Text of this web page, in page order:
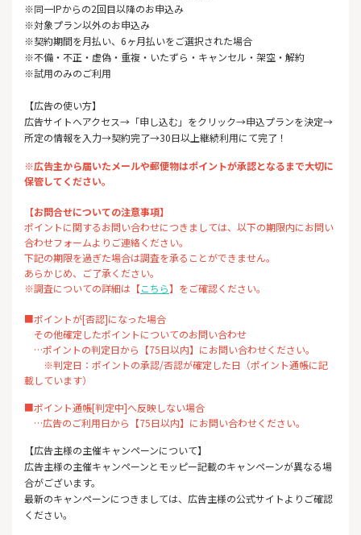
※同一IPからの2回目以降のお申込み
※対象プラン以外のお申込み
※契約期間を月払い、6ヶ月払いをご選択された場合
※不備・不正・虚偽・重複・いたずら・キャンセル・架空・解約
※試用のみのご利用
【広告の使い方】
広告サイトへアクセス→「申し込む」をクリック→申込プランを決定→
所定の情報を入力→契約完了→30日以上継続利用にて完了！
※広告主から届いたメールや郵便物はポイントが承認となるまで大切に
保管してください。
【お問合せについての注意事項】
ポイントに関するお問い合わせにつきましては、以下の期限内にお問い
合わせフォームよりご連絡ください。
下記の期限を過ぎた場合は調査を承ることができません。
あらかじめ、ご了承ください。
※調査についての詳細は【こちら】をご確認ください。
■ポイントが[否認]になった場合
その他確定したポイントについてのお問い合わせ
…ポイントの判定日から【75日以内】にお問い合わせください。
※判定日：ポイントの承認/否認が確定した日（ポイント通帳に記
載しています）
■ポイント通帳[判定中]へ反映しない場合
…広告のご利用日から【75日以内】にお問い合わせください。
【広告主様の主催キャンペーンについて】
広告主様の主催キャンペーンとモッピー記載のキャンペーンが異なる場
合がございます。
最新のキャンペーンにつきましては、広告主様の公式サイトよりご確認
ください。